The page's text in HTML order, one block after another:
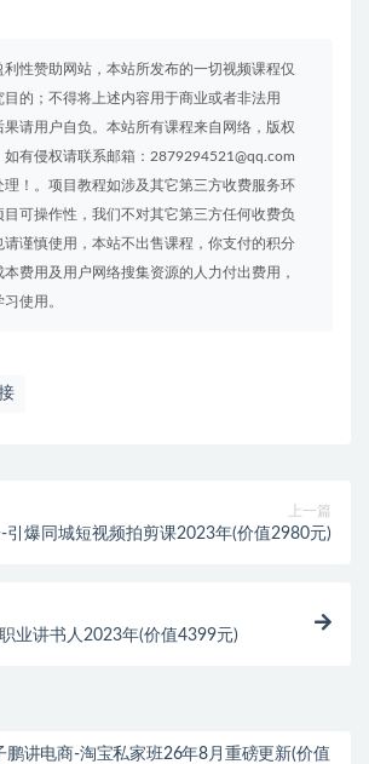
利性赞助网站，本站所发布的一切视频课程仅
目的；不得将上述内容用于商业或者非法用
请用户自负。本站所有课程来自网络，版权
如有侵权请联系邮箱：2879294521@qq.com
理！。项目教程如涉及其它第三方收费服务环
可操作性，我们不对其它第三方任何收费负
请谨慎使用，本站不出售课程，你支付的积分
费用及用户网络搜集资源的人力付出费用，
使用。
上一篇
引爆同城短视频拍剪课2023年(价值2980元)
业讲书人2023年(价值4399元)
鹏讲电商-淘宝私家班26年8月重磅更新(价值